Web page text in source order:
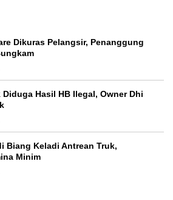
Dikuras Pelangsir, Penanggung
Diduga Hasil HB Ilegal, Owner Dhi
Biang Keladi Antrean Truk,
Minim